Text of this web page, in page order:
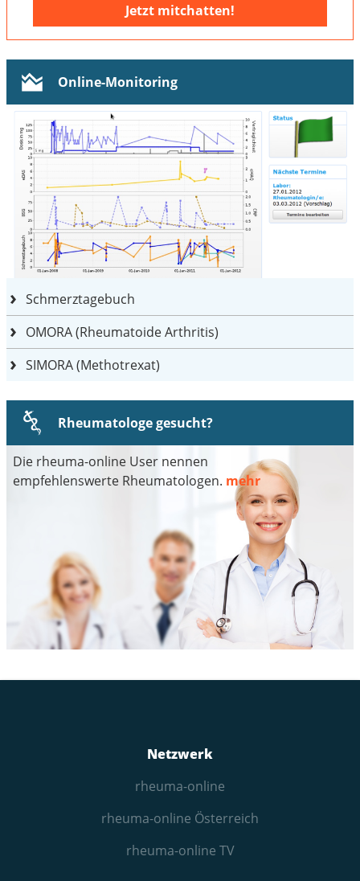
Jetzt mitchatten!
Online-Monitoring
Schmerztagebuch
OMORA (Rheumatoide Arthritis)
SIMORA (Methotrexat)
Rheumatologe gesucht?
Die rheuma-online User nennen
empfehlenswerte Rheumatologen. mehr
Netzwerk
rheuma-online
rheuma-online Österreich
rheuma-online TV